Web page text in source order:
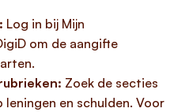
Log in bij Mijn
om de aangifte
Zoek de secties
en schulden. Voor